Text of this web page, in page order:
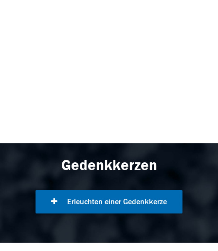
Gedenkkerzen
Erleuchten einer Gedenkkerze